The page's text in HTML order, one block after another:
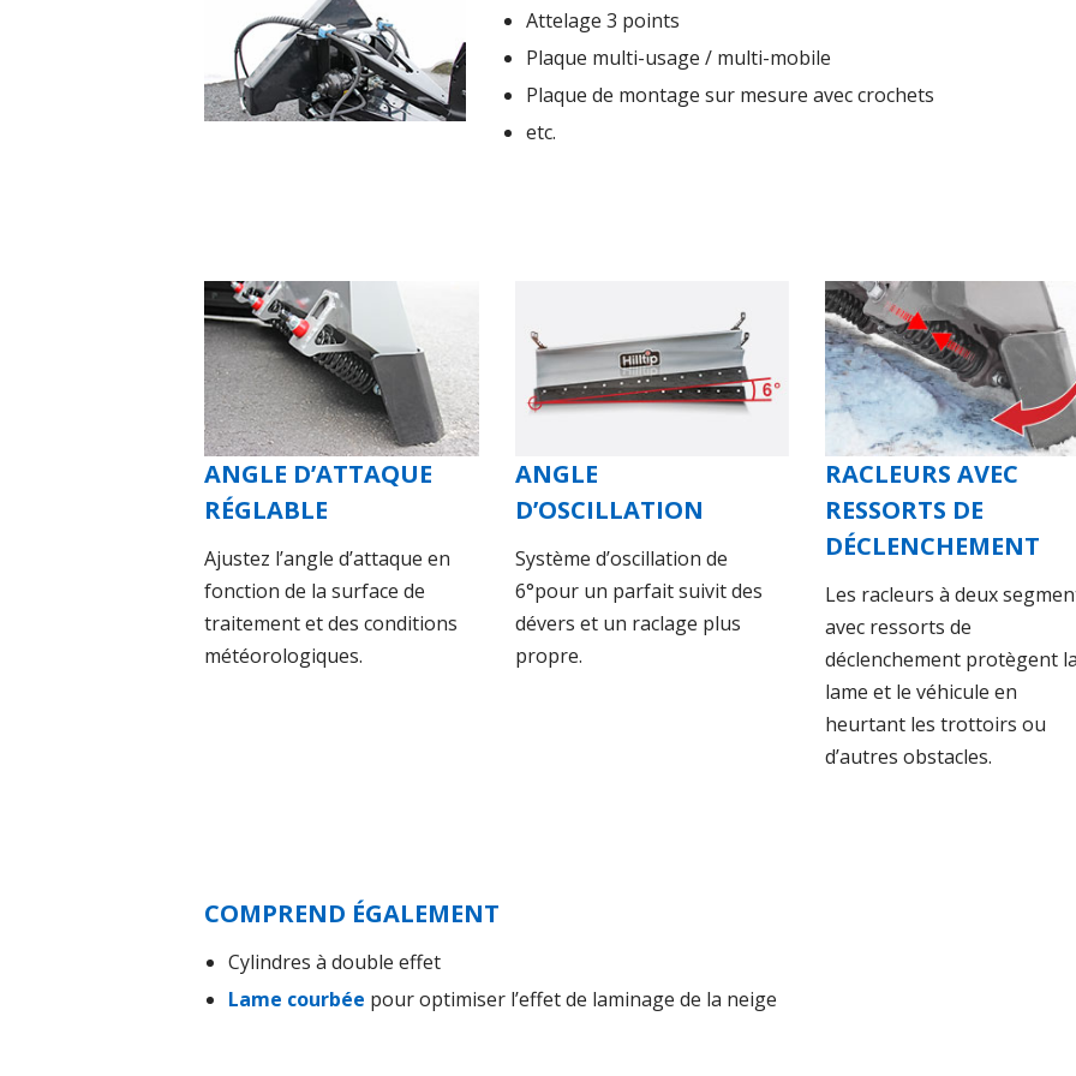
Attelage 3 points
Plaque multi-usage / multi-mobile
Plaque de montage sur mesure avec crochets
etc.
ANGLE D’ATTAQUE
RÉGLABLE
Ajustez l’angle d’attaque en
fonction de la surface de
traitement et des conditions
météorologiques.
ANGLE
D’OSCILLATION
Système d’oscillation de
6°pour un parfait suivit des
dévers et un raclage plus
propre.
RACLEURS AVEC
RESSORTS DE
DÉCLENCHEMENT
Les racleurs à deux
avec ressorts de
déclenchement protègent
lame et le véhicule en
heurtant les trottoirs ou
d’autres obstacles.
COMPREND ÉGALEMENT
Cylindres à double effet
Lame courbée pour optimiser l’effet de laminage de la neige